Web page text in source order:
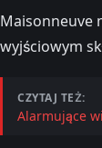
Maisonneuve
wyjściowym
CZYTAJ TEŻ:
Alarmujące